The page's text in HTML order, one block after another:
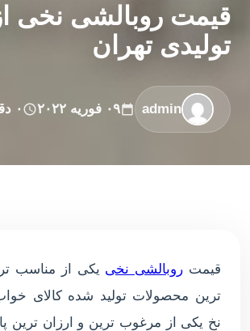
قیمت روبالشی نخی
تولیدی تهران
admin ۰۹ فوریه ۲۰۲۲ ۰ دقیقه مطالعه
قیمت روبالشی نخی یکی از مناسب
ترین محصولات تولید شده کالای
نخ یکی از مرغوب ترین و ارزان ترین